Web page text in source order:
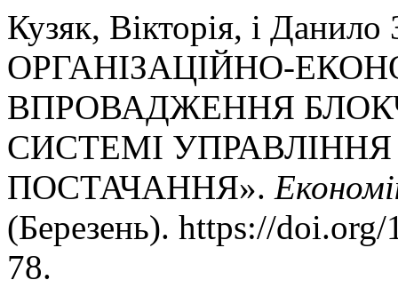
Кузяк, Вікторія, і
ОРГАНІЗАЦІЙНО-
ВПРОВАДЖЕННЯ
СИСТЕМІ
ПОСТАЧАННЯ».
(Березень). https://
78.